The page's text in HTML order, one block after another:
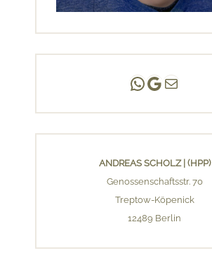
Andreas Scholz | (HPP)
Praxis Adlershof
E-Mail an mich ...
ANDREAS SCHOLZ | (HPP)
Genossenschaftsstr. 70
Treptow-Köpenick
12489 Berlin